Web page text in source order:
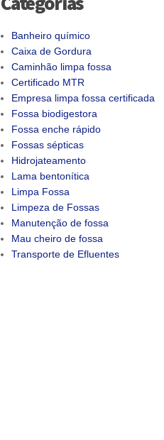
Banheiro químico
Caixa de Gordura
Caminhão limpa fossa
Certificado MTR
Empresa limpa fossa certificada
Fossa biodigestora
Fossa enche rápido
Fossas sépticas
Hidrojateamento
Lama bentonítica
Limpa Fossa
Limpeza de Fossas
Manutenção de fossa
Mau cheiro de fossa
Transporte de Efluentes